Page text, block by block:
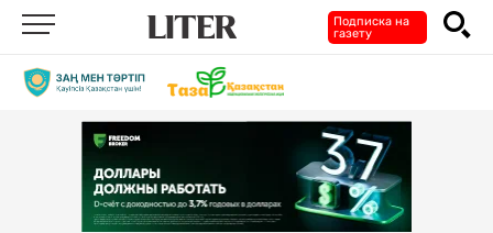
Подписка на
газету